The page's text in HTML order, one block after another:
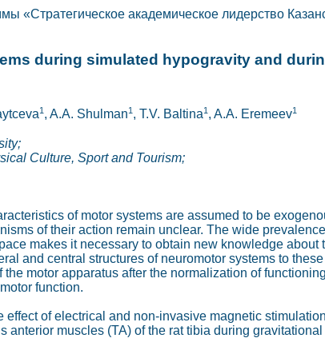
«Стратегическое академическое лидерство
during simulated hypogravity and
1, A.A. Shulman1, T.V. Baltina1, A.A. Eremeev1
Culture, Sport and Tourism;
of motor systems are assumed to be
of their action remain unclear. The wide
makes it necessary to obtain new knowledge
and central structures of neuromotor systems to
motor apparatus after the normalization of
function.
effect of electrical and non-invasive magnetic
anterior muscles (TA) of the rat tibia during